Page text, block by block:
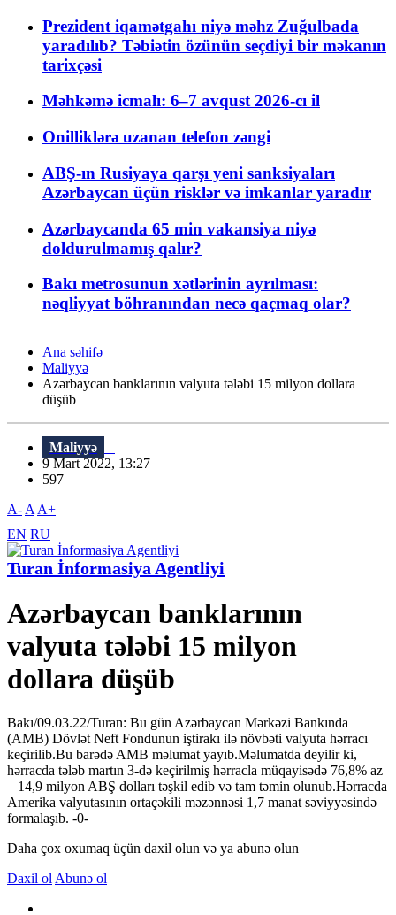
Prezident iqamətgahı niyə məhz Zuğulbada
yaradılıb? Təbiətin özünün seçdiyi bir məkanın
tarixçəsi
Məhkəmə icmalı: 6–7 avqust 2026-cı il
Onilliklərə uzanan telefon zəngi
ABŞ-ın Rusiyaya qarşı yeni sanksiyaları
Azərbaycan üçün risklər və imkanlar yaradır
Azərbaycanda 65 min vakansiya niyə
doldurulmamış qalır?
Bakı metrosunun xətlərinin ayrılması:
nəqliyyat böhranından necə qaçmaq olar?
Ana səhifə
Maliyyə
Azərbaycan banklarının valyuta tələbi 15 milyon dollara
düşüb
Maliyyə
9 Mart 2022, 13:27
597
A- A A+
EN RU
Turan İnformasiya Agentliyi
Azərbaycan banklarının
valyuta tələbi 15 milyon
dollara düşüb
Bakı/09.03.22/Turan: Bu gün Azərbaycan Mərkəzi Bankında
(AMB) Dövlət Neft Fondunun iştirakı ilə növbəti valyuta hərracı
keçirilib.Bu barədə AMB məlumat yayıb.Məlumatda deyilir ki,
hərracda tələb martın 3-də keçirilmiş hərracla müqayisədə 76,8% az
– 14,9 milyon ABŞ dolları təşkil edib və tam təmin olunub.Hərracda
Amerika valyutasının ortaçəkili məzənnəsi 1,7 manat səviyyəsində
formalaşıb. -0-
Daha çox oxumaq üçün daxil olun və ya abunə olun
Daxil ol Abunə ol